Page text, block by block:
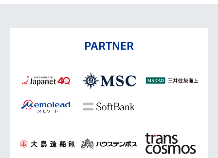
PARTNER